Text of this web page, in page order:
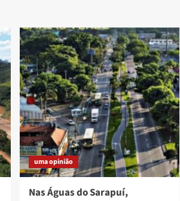
uma opinião
Nas Águas do Sarapuí,